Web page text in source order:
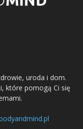
uroda i dom.
które pomogą Ci się